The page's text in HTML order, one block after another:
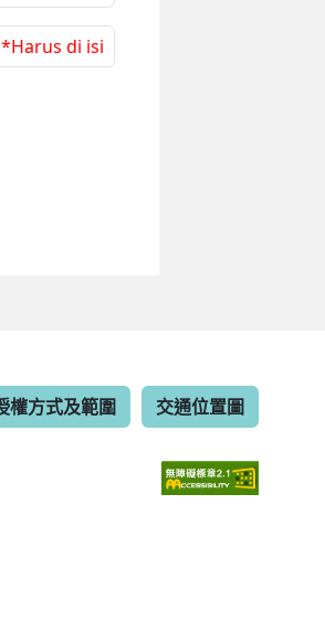
*Harus di isi
權方式及範圍 交通位置圖